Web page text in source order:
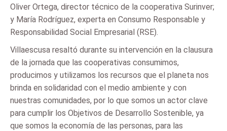
Oliver Ortega, director técnico de la cooperativa Surinver;
y María Rodríguez, experta en Consumo Responsable y
Responsabilidad Social Empresarial (RSE).
Villaescusa resaltó durante su intervención en la clausura
de la jornada que las cooperativas consumimos,
producimos y utilizamos los recursos que el planeta nos
brinda en solidaridad con el medio ambiente y con
nuestras comunidades, por lo que somos un actor clave
para cumplir los Objetivos de Desarrollo Sostenible, ya
que somos la economía de las personas, para las